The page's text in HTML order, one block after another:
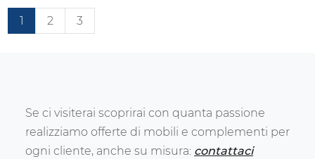
1 2 3
Se ci visiterai scoprirai con quanta passione
realizziamo offerte di mobili e complementi per
ogni cliente, anche su misura: contattaci